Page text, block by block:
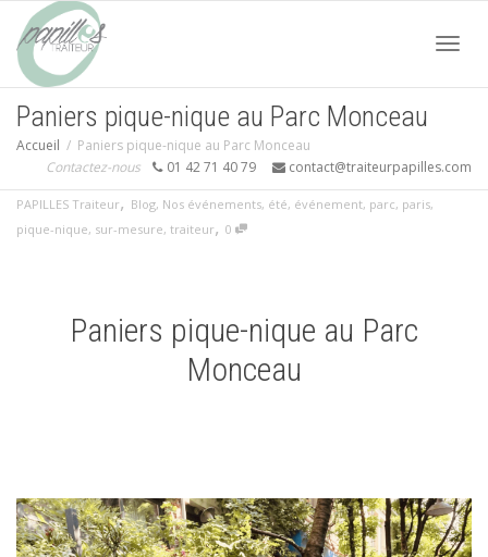
Paniers pique-nique au Parc Monceau
Accueil
Paniers pique-nique au Parc Monceau
Contactez-nous
01 42 71 40 79 contact@traiteurpapilles.com
PAPILLES Traiteur, Blog, Nos événements, été, événement, parc, paris,
pique-nique, sur-mesure, traiteur, 0
Paniers pique-nique au Parc
Monceau